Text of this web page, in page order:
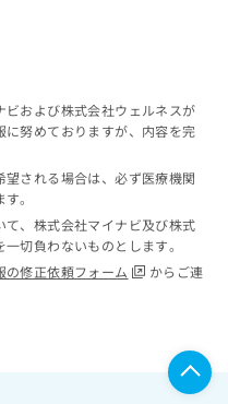
および株式会社ウェルネスが
努めておりますが、内容を完
される場合は、必ず医療機関
。
、株式会社マイナビ及び株式
切負わないものとします。
の修正依頼フォーム
からご連